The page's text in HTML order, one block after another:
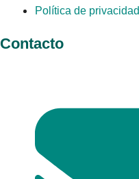
Política de privacidad
Contacto